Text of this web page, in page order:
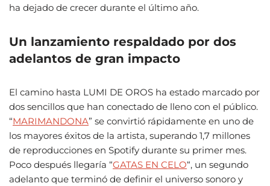
ha dejado de crecer durante el último año.
Un lanzamiento respaldado por dos
adelantos de gran impacto
El camino hasta LUMI DE OROS ha estado marcado por
dos sencillos que han conectado de lleno con el público.
“MARIMANDONA” se convirtió rápidamente en uno de
los mayores éxitos de la artista, superando 1,7 millones
de reproducciones en Spotify durante su primer mes.
Poco después llegaría “GATAS EN CELO“, un segundo
adelanto que terminó de definir el universo sonoro y